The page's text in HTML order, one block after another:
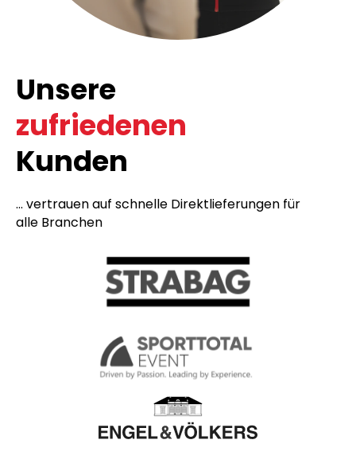
Unsere
zufriedenen
Kunden
... vertrauen auf schnelle Direktlieferungen für
alle Branchen